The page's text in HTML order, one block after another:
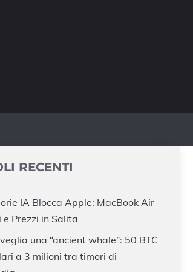
RECENTI
IA Blocca Apple: MacBook Air
Prezzi in Salita
una “ancient whale”: 50 BTC
a 3 milioni tra timori di